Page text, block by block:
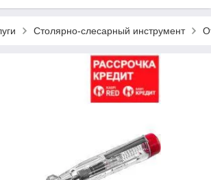
Столярно-слесарный инструмент